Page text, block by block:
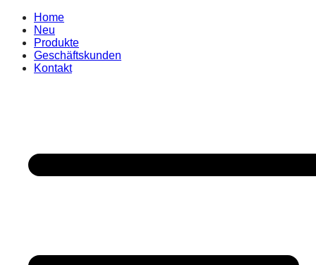
Home
Neu
Produkte
Geschäftskunden
Kontakt